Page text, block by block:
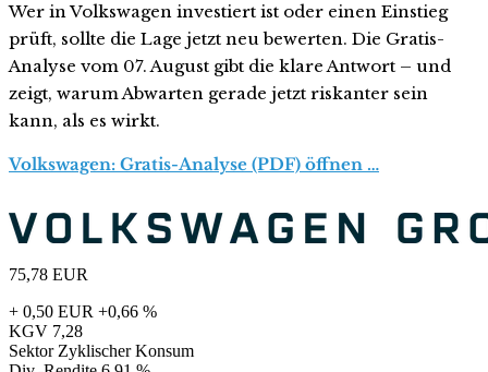
Wer in Volkswagen investiert ist oder einen Einstieg
prüft, sollte die Lage jetzt neu bewerten. Die Gratis-
Analyse vom 07. August gibt die klare Antwort – und
zeigt, warum Abwarten gerade jetzt riskanter sein
kann, als es wirkt.
Volkswagen: Gratis-Analyse (PDF) öffnen …
75,78 EUR
+ 0,50 EUR +0,66 %
KGV 7,28
Sektor Zyklischer Konsum